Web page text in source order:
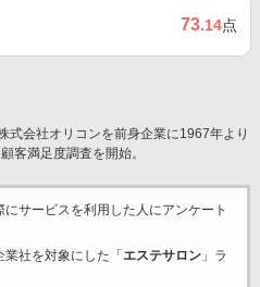
73.14点
式会社オリコンを前身企業に1967年より
客満足度調査を開始。
サービスを利用した 人にアンケート
業社を対象にした「 エステサロン」ラ